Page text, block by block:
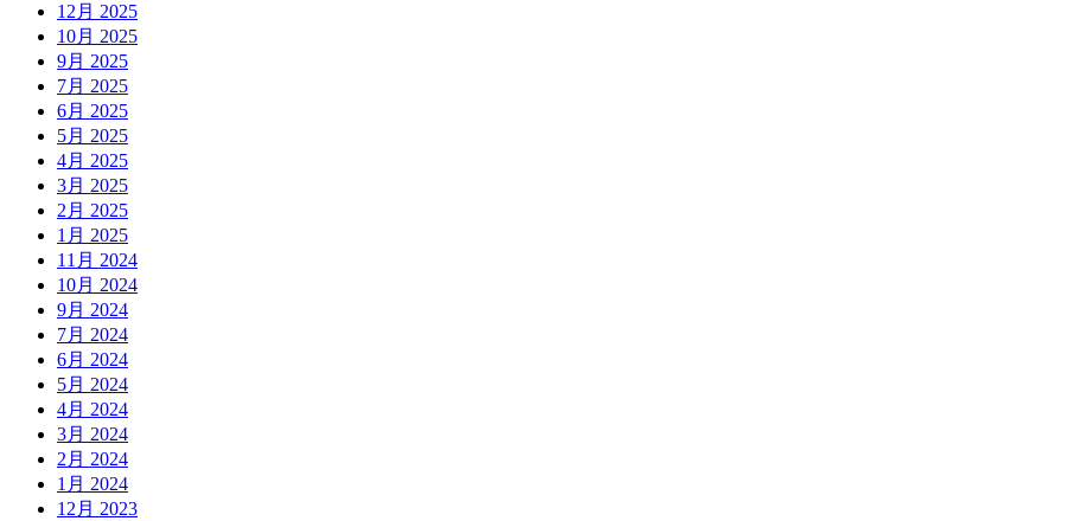
12月 2025
10月 2025
9月 2025
7月 2025
6月 2025
5月 2025
4月 2025
3月 2025
2月 2025
1月 2025
11月 2024
10月 2024
9月 2024
7月 2024
6月 2024
5月 2024
4月 2024
3月 2024
2月 2024
1月 2024
12月 2023